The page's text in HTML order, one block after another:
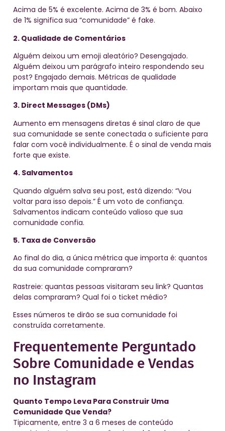
Acima de 5% é excelente. Acima de 3% é bom. Abaixo
de 1% significa sua “comunidade” é fake.
2. Qualidade de Comentários
Alguém deixou um emoji aleatório? Desengajado.
Alguém deixou um parágrafo inteiro respondendo seu
post? Engajado demais. Métricas de qualidade
importam mais que quantidade.
3. Direct Messages (DMs)
Aumento em mensagens diretas é sinal claro de que
sua comunidade se sente conectada o suficiente para
falar com você individualmente. É o sinal de venda mais
forte que existe.
4. Salvamentos
Quando alguém salva seu post, está dizendo: “Vou
voltar para isso depois.” É um voto de confiança.
Salvamentos indicam conteúdo valioso que sua
comunidade confia.
5. Taxa de Conversão
Ao final do dia, a única métrica que importa é: quantos
da sua comunidade compraram?
Rastreie: quantas pessoas visitaram seu link? Quantas
delas compraram? Qual foi o ticket médio?
Esses números te dirão se sua comunidade foi
construída corretamente.
Frequentemente Perguntado
Sobre Comunidade e Vendas
no Instagram
Quanto Tempo Leva Para Construir Uma
Comunidade Que Venda?
Tipicamente, entre 3 a 6 meses de conteúdo